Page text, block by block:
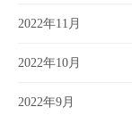
2022年11月
2022年10月
2022年9月